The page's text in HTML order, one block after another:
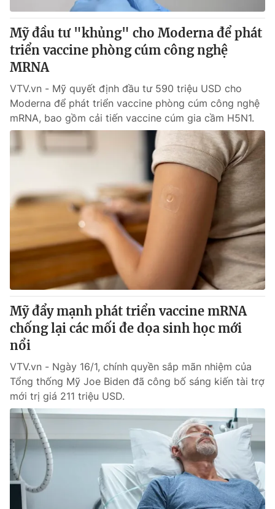
thuận bằng văn bản. Ghi rõ nguồn VTV.vn khi phát hành lại
thông tin từ website này.
Mỹ đầu tư "khủng" cho Moderna để phát
triển vaccine phòng cúm công nghệ
MRNA
VTV.vn - Mỹ quyết định đầu tư 590 triệu USD cho
Moderna để phát triển vaccine phòng cúm công nghệ
mRNA, bao gồm cải tiến vaccine cúm gia cầm H5N1.
Mỹ đẩy mạnh phát triển vaccine mRNA
chống lại các mối đe dọa sinh học mới
nổi
VTV.vn - Ngày 16/1, chính quyền sắp mãn nhiệm của
Tổng thống Mỹ Joe Biden đã công bố sáng kiến tài trợ
mới trị giá 211 triệu USD.